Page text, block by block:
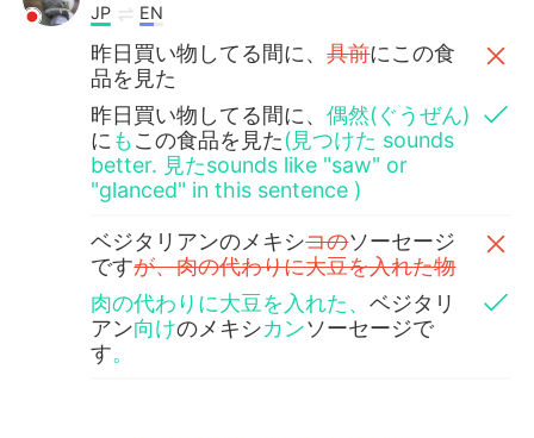
JP EN
昨日買い物してる間に、具前にこの食
品を見た
昨日買い物してる間に、偶然(ぐうぜん)
に も この食品を見た(見つけた sounds
better. 見たsounds like "saw" or
"glanced" in this sentence )
ベジタリアンのメキシコのソーセージ
ですが、肉の代わりに大豆を入れた物
肉の代わりに大豆を入れた、ベジタリ
アン向けのメキシカンソーセージで
す。